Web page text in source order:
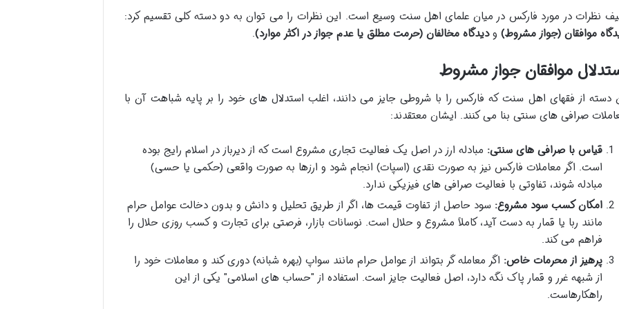
نظرات در مورد فارکس در میان علمای اهل سنت وسیع است. این نظرات را می توان به دو دسته کلی تقسیم کرد:
موافقان (جواز مشروط) ودیدگاه مخالفان (حرمت مطلق یا عدم جواز در اکثر موارد).
موافقان جواز مشروط
دسته از فقهای اهل سنت که فارکس را با شروطی جایز می دانند، اغلب استدلال های خود را بر پایه شباهت آن با
صرافی های سنتی بنا می کنند. ایشان معتقدند:
قیاس با صرافی های سنتی: مبادله ارز در اصل یک فعالیت تجاری مشروع است که از دیرباز در اسلام رایج بوده
است. اگر معاملات فارکس نیز به صورت نقدی (اسپات) انجام شود و ارزها به صورت واقعی (حکمی یا حسی)
مبادله شوند، تفاوتی با فعالیت صرافی های فیزیکی ندارد.
امکان کسب سود مشروع: سود حاصل از تفاوت قیمت ها، اگر از طریق تحلیل و دانش و بدون دخالت عوامل حرام
مانند ربا یا قمار به دست آید، کاملاً مشروع و حلال است. نوسانات بازار، فرصتی برای تجارت و کسب روزی حلال را
فراهم می کند.
پرهیز از محرمات خاص: اگر معامله گر بتواند از عوامل حرام مانند سواپ (بهره شبانه) دوری کند و معاملات خود را
از شبهه غرر و قمار پاک نگه دارد، اصل فعالیت جایز است. استفاده از "حساب های اسلامی" یکی از این
راهکارهاست.